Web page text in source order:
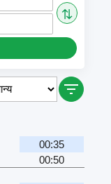
⇅
00:35
00:50